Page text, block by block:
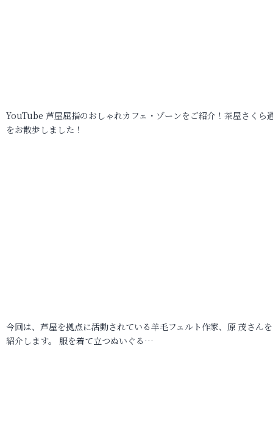
YouTube 芦屋屈指のおしゃれカフェ・ゾーンをご紹介！茶屋さくら
をお散歩しました！
今回は、芦屋を拠点に活動されている羊毛フェルト作家、原 茂さん
紹介します。 服を着て立つぬいぐる…